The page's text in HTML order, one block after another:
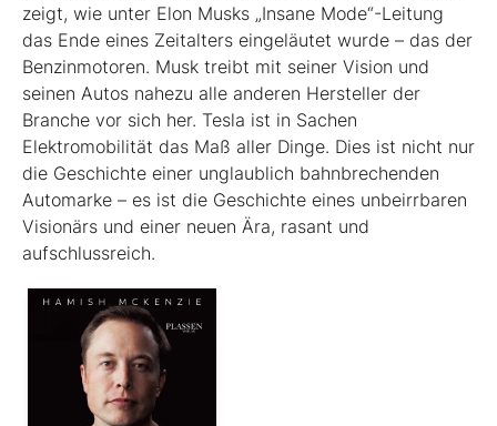
zeigt, wie unter Elon Musks „Insane Mode“-Leitung
das Ende eines Zeitalters eingeläutet wurde – das der
Benzinmotoren. Musk treibt mit seiner Vision und
seinen Autos nahezu alle anderen Hersteller der
Branche vor sich her. Tesla ist in Sachen
Elektromobilität das Maß aller Dinge. Dies ist nicht nur
die Geschichte einer unglaublich bahnbrechenden
Automarke – es ist die Geschichte eines unbeirrbaren
Visionärs und einer neuen Ära, rasant und
aufschlussreich.